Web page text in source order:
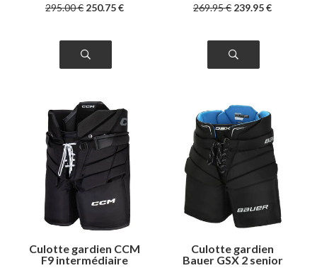
295.00€ 250.75€ 269.95€ 239.95€
Culotte gardien CCM
F9 intermédiaire
Culotte gardien
Bauer GSX 2 senior